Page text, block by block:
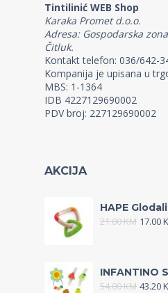
Tintilinić WEB Shop
Karaka Promet d.o.o.
Adresa: Gospodarska
Čitluk.
Kontakt telefon: 036/642-
Kompanija je upisana u
MBS: 1-1364
IDB 4227129690002
PDV broj: 227129690002
AKCIJA
HAPE
21.00KM 17.00
INFANTINO
54.00KM 43.20